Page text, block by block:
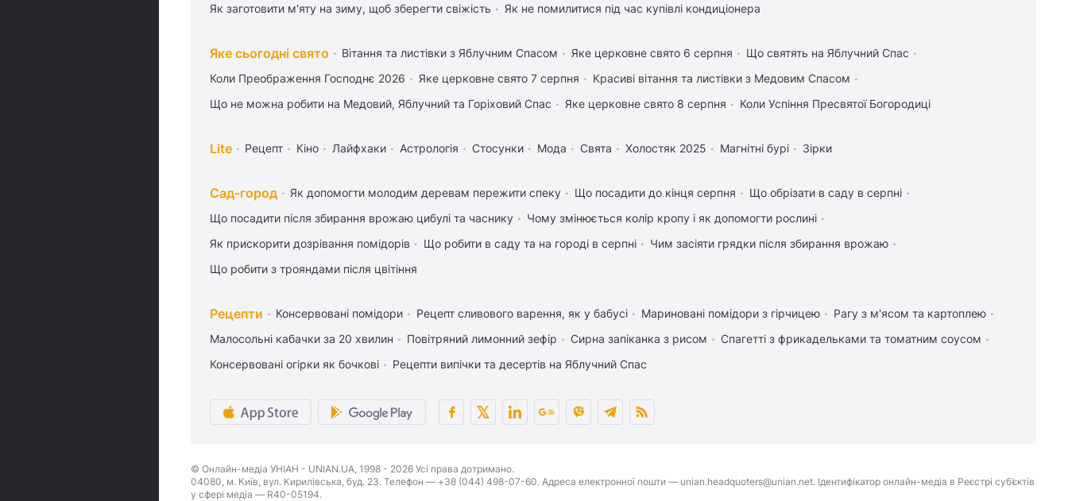
Як заготовити м'яту на зиму, щоб зберегти свіжість
Як не помилитися під час купівлі кондиціонера
Яке сьогодні свято Вітання та листівки з Яблучним Спасом Яке церковне свято 6 серпня
Що святять на Яблучний Спас
Коли Преображення Господнє 2026
Яке церковне свято 7 серпня
Красиві вітання та листівки з Медовим Спасом
Що не можна робити на Медовий, Яблучний та Горіховий Спас
Яке церковне свято 8 серпня Коли Успіння Пресвятої Богородиці
Lite Рецепт Кіно Лайфхаки Астрологія Стосунки Мода Свята Холостяк 2025 Магнітні бурі Зірки
Сад-город Як допомогти молодим деревам пережити спеку Що посадити до кінця серпня
Що обрізати в саду в серпні
Що посадити після збирання врожаю цибулі та часнику
Чому змінюється колір кропу і як допомогти рослині
Як прискорити дозрівання помідорів
Що робити в саду та на городі в серпні
Чим засіяти грядки після збирання врожаю
Що робити з трояндами після цвітіння
Рецепти Консервовані помідори Рецепт сливового варення, як у бабусі Мариновані помідори з гірчицею
Рагу з м'ясом та картоплею
Малосольні кабачки за 20 хвилин
Повітряний лимонний зефір Сирна запіканка з рисом
Спагетті з фрикадельками та томатним соусом
Консервовані огірки як бочкові
Рецепти випічки та десертів на Яблучний Спас
© Онлайн-медіа УНІАН - UNIAN.UA, 1998 - 2026 Усі права дотримано.
04080, м. Київ, вул. Кирилівська, буд. 23. Телефон — +38 (044) 498-07-60. Адреса електронної пошти — unian.headquoters@unian.net. Ідентифікатор онлайн-медіа в Реєстрі суб’єктів
у сфері медіа — R40-05194.